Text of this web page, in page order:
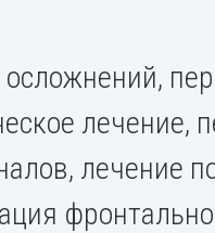
лечение,
лечение